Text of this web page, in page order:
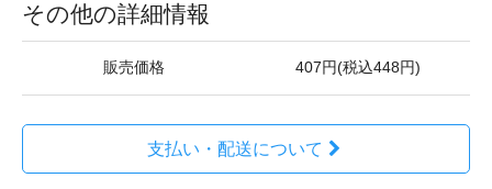
その他の詳細情報
販売価格 407円(税込448円)
支払い・配送について